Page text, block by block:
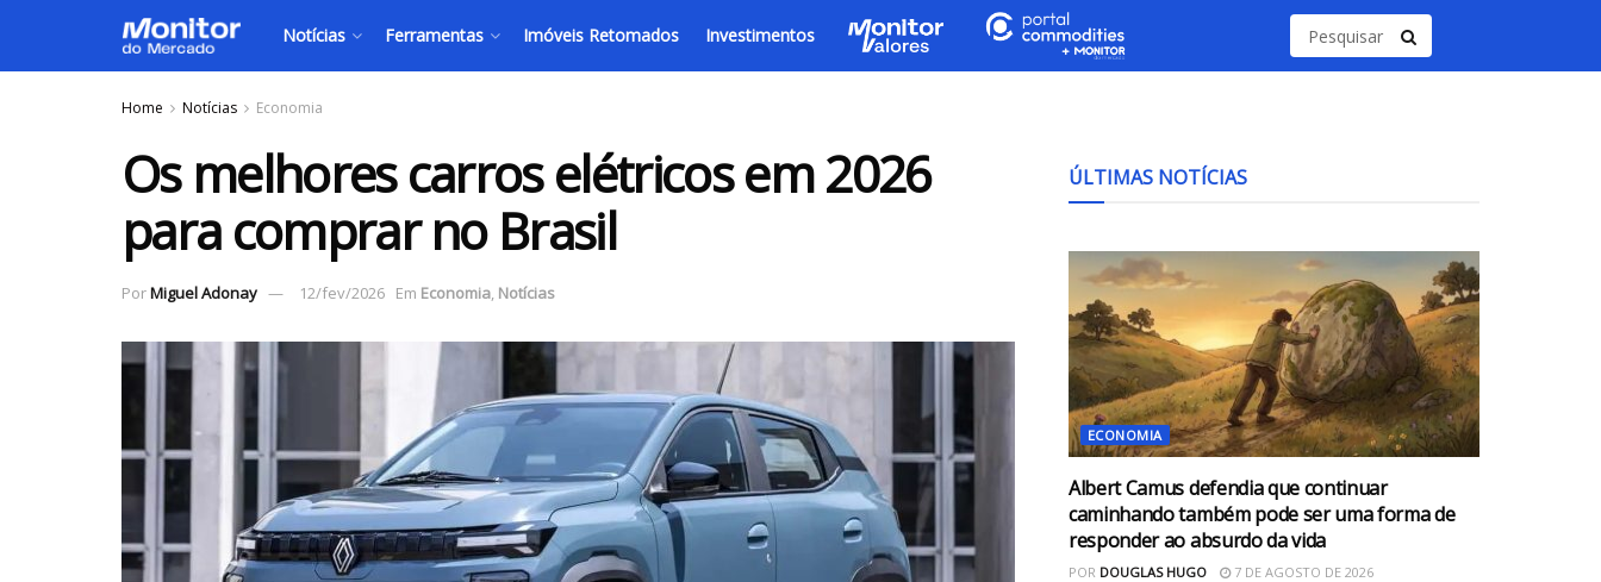
Notícias Ferramentas Imóveis Retomados Investimentos
Home Notícias Economia
Os melhores carros elétricos em 2026
para comprar no Brasil
PorMiguel Adonay 12/fev/2026 Em Economia, Notícias
ÚLTIMAS NOTÍCIAS
ECONOMIA
Albert Camus defendia que continuar
caminhando também pode ser uma forma de
responder ao absurdo da vida
POR DOUGLAS HUGO 7 DE AGOSTO DE 2026